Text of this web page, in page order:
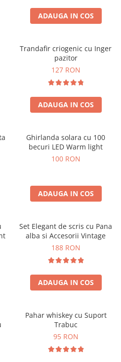
ADAUGA IN COS
Trandafir criogenic cu Inger
pazitor
127 RON
ADAUGA IN COS
Ghirlanda solara cu 100
becuri LED Warm light
100 RON
ADAUGA IN COS
Set Elegant de scris cu Pana
alba si Accesorii Vintage
188 RON
ADAUGA IN COS
Pahar whiskey cu Suport
Trabuc
95 RON